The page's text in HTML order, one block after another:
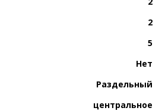
2
5
Нет
Раздельный
центральное